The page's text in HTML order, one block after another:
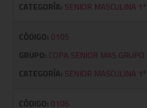
CATEGORÍA: SENIOR MASCULINA 1ª
CÓDIGO: 0105
GRUPO: COPA SENIOR MAS GRUPO
CATEGORÍA: SENIOR MASCULINA 1ª
CÓDIGO: 0106